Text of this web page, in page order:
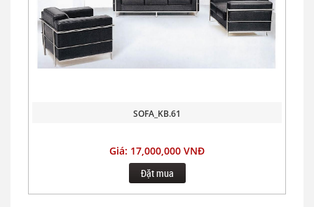
SOFA_KB.61
Giá: 17,000,000 VNĐ
Đặt mua